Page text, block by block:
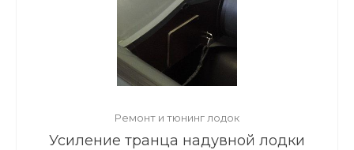
Ремонт и тюнинг лодок
Усиление транца надувной лодки